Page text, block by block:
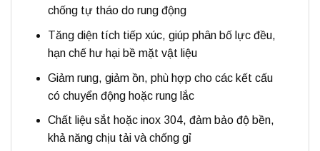
chống tự tháo do rung động
Tăng diện tích tiếp xúc, giúp phân bố lực đều,
hạn chế hư hại bề mặt vật liệu
Giảm rung, giảm ồn, phù hợp cho các kết cấu
có chuyển động hoặc rung lắc
Chất liệu sắt hoặc inox 304, đảm bảo độ bền,
khả năng chịu tải và chống gỉ